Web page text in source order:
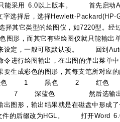
能采用 6.0以上版本。 首先启动
字选择后，选择Hewlett-Packard(HP-
择其它类型的绘图仪，如7220型。经
图形，而其它有些绘图仪就只能输出
设定，一般可取默认项。 回到
进行绘图输出，在出图的弹出菜单
要生成彩色的图形，其每支笔所对
编号 颜色 1 黑色 2
色 然后选输出文件的
图形，输出结果就是在磁盘中形成
件的后缀改为HGL。 打开Word